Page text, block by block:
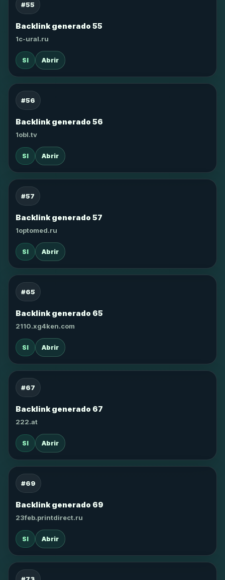
#55
Backlink generado 55
1c-ural.ru
SI Abrir
#56
Backlink generado 56
1obl.tv
SI Abrir
#57
Backlink generado 57
1optomed.ru
SI Abrir
#65
Backlink generado 65
2110.xg4ken.com
SI Abrir
#67
Backlink generado 67
222.at
SI Abrir
#69
Backlink generado 69
23feb.printdirect.ru
SI Abrir